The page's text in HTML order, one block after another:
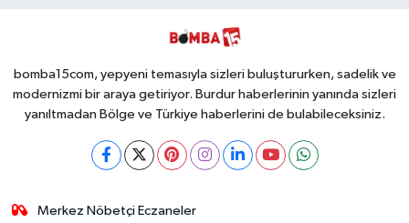
Toplayabilecek
bomba15com, yepyeni temasıyla sizleri buluştururken, sadelik ve
modernizmi bir araya getiriyor. Burdur haberlerinin yanında sizleri
yanıltmadan Bölge ve Türkiye haberlerini de bulabileceksiniz.
Merkez Nöbetçi Eczaneler